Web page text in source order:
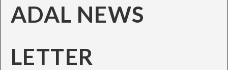
ADAL NEWS
LETTER